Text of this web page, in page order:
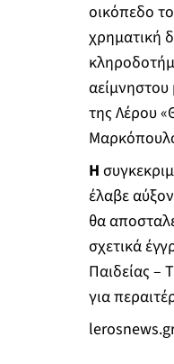
οικόπεδο
χρηματική
της Λέρου
Η
έλαβε
θα
σχετικά
Παιδείας –
για